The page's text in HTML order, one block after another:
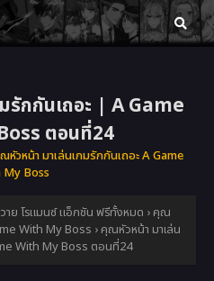
รักกันเถอะ | A Game
ตอนที่24
หัวหน้า มาเล่นเกมรักกันเถอะ A Game
Boss
าย โรแมนซ์ แอ็กชัน ฟรีทั้งหมด › คุณ
With My Boss › คุณหัวหน้า มาเล่น
With My Boss ตอนที่24